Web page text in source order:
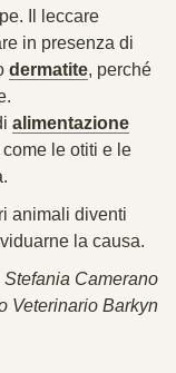
Il leccare
in presenza di
dermatite, perché
alimentazione
le otiti e le
animali diventi
la causa.
Stefania Camerano
Veterinario Barkyn